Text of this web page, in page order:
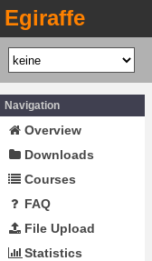
Egiraffe
Navigation
Overview
Downloads
Courses
FAQ
File Upload
Statistics